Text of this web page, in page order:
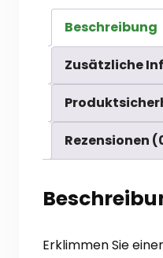
Encounters:
Tower
of
Empress
Menge
Beschreibung
Zusätzliche
Rezensionen
Erklimmen Sie